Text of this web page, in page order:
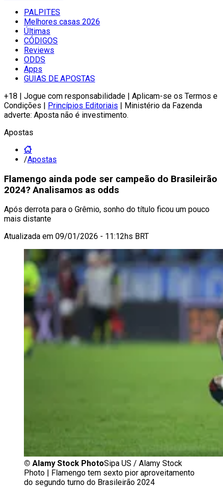
PALPITES
Melhores casas 2026
Últimas
CÓDIGOS
Reviews
ODDS
Apps
GUIAS DE APOSTAS
+18 | Jogue com responsabilidade | Aplicam-se os Termos e
Condições | Princípios Editoriais | Ministério da Fazenda
adverte: Aposta não é investimento.
Apostas
/Apostas
Flamengo ainda pode ser campeão do Brasileirão
2024? Analisamos as odds
Após derrota para o Grêmio, sonho do título ficou um pouco
mais distante
Atualizada em 09/01/2026 - 11:12hs BRT
© Alamy Stock PhotoSipa US / Alamy Stock
Photo | Flamengo tem sexto pior aproveitamento
do segundo turno do Brasileirão 2024